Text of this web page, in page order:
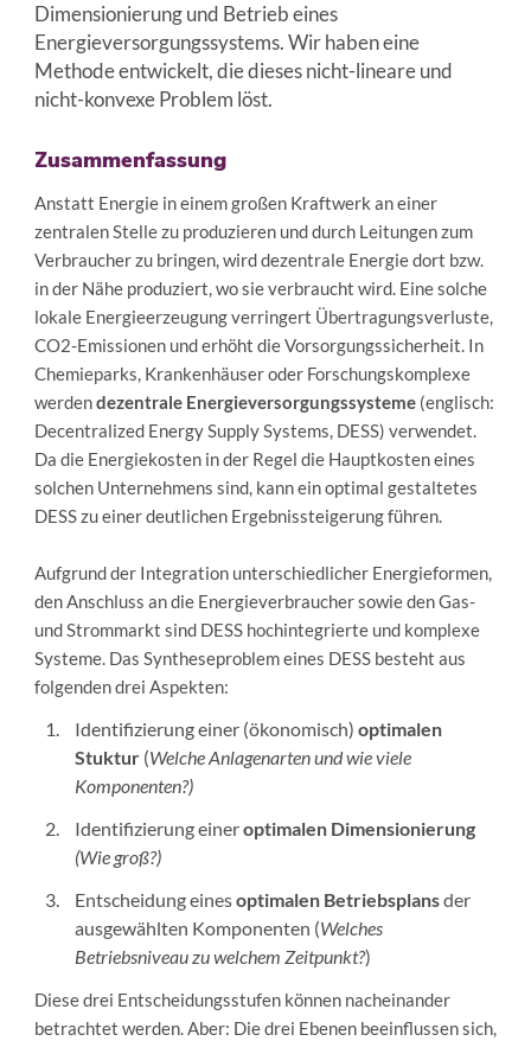
Dimensionierung und Betrieb eines
Energieversorgungssystems. Wir haben eine
Methode entwickelt, die dieses nicht-lineare und
nicht-konvexe Problem löst.
Zusammenfassung
Anstatt Energie in einem großen Kraftwerk an einer
zentralen Stelle zu produzieren und durch Leitungen zum
Verbraucher zu bringen, wird dezentrale Energie dort bzw.
in der Nähe produziert, wo sie verbraucht wird. Eine solche
lokale Energieerzeugung verringert Übertragungsverluste,
CO2-Emissionen und erhöht die Vorsorgungssicherheit. In
Chemieparks, Krankenhäuser oder Forschungskomplexe
werdendezentrale Energieversorgungssysteme(englisch:
Decentralized Energy Supply Systems, DESS) verwendet.
Da die Energiekosten in der Regel die Hauptkosten eines
solchen Unternehmens sind, kann ein optimal gestaltetes
DESS zu einer deutlichen Ergebnissteigerung führen.
Aufgrund der Integration unterschiedlicher Energieformen,
den Anschluss an die Energieverbraucher sowie den Gas-
und Strommarkt sind DESS hochintegrierte und komplexe
Systeme. Das Syntheseproblem eines DESS besteht aus
folgenden drei Aspekten:
Identifizierung einer (ökonomisch) optimalen
Stuktur(Welche Anlagenarten und wie viele
Komponenten?)
Identifizierung eineroptimalen Dimensionierung
(Wie groß?)
Entscheidung einesoptimalen Betriebsplansder
ausgewählten Komponenten (Welches
Betriebsniveau zu welchem Zeitpunkt?)
Diese drei Entscheidungsstufen können nacheinander
betrachtet werden. Aber: Die drei Ebenen beeinflussen sich,